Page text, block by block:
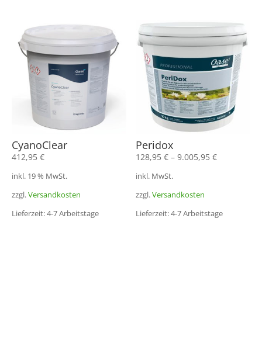
CyanoClear
412,95 €
inkl. 19 % MwSt.
zzgl.Versandkosten
Lieferzeit: 4-7 Arbeitstage
Peridox
128,95€ –9.005,95€
inkl. MwSt.
zzgl.Versandkosten
Lieferzeit: 4-7 Arbeitstage